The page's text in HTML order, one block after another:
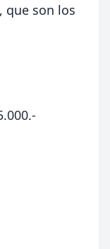
que son los